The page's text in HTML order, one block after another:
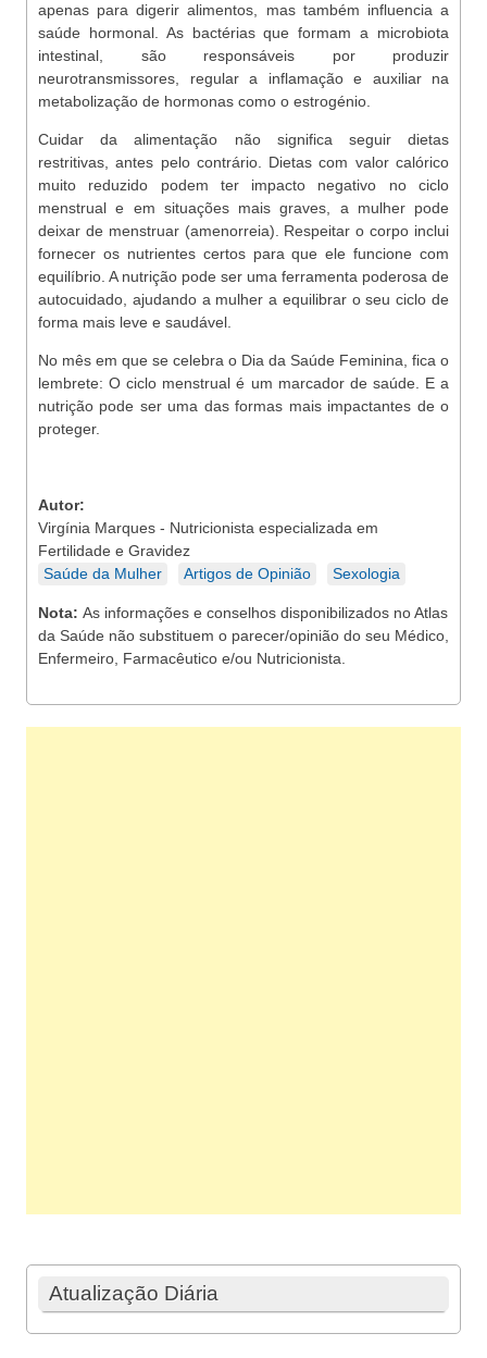
apenas para digerir alimentos, mas também influencia a
saúde hormonal. As bactérias que formam a microbiota
intestinal, são responsáveis por produzir
neurotransmissores, regular a inflamação e auxiliar na
metabolização de hormonas como o estrogénio.
Cuidar da alimentação não significa seguir dietas
restritivas, antes pelo contrário. Dietas com valor calórico
muito reduzido podem ter impacto negativo no ciclo
menstrual e em situações mais graves, a mulher pode
deixar de menstruar (amenorreia). Respeitar o corpo inclui
fornecer os nutrientes certos para que ele funcione com
equilíbrio. A nutrição pode ser uma ferramenta poderosa de
autocuidado, ajudando a mulher a equilibrar o seu ciclo de
forma mais leve e saudável.
No mês em que se celebra o Dia da Saúde Feminina, fica o
lembrete: O ciclo menstrual é um marcador de saúde. E a
nutrição pode ser uma das formas mais impactantes de o
proteger.
Autor:
Virgínia Marques - Nutricionista especializada em
Fertilidade e Gravidez
Saúde da Mulher
Artigos de Opinião Sexologia
Nota: As informações e conselhos disponibilizados no Atlas
da Saúde não substituem o parecer/opinião do seu Médico,
Enfermeiro, Farmacêutico e/ou Nutricionista.
Atualização Diária